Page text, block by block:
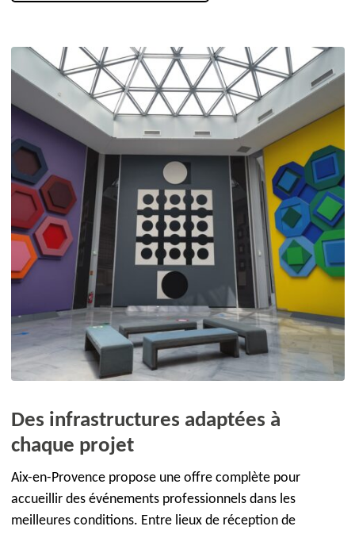
Des infrastructures adaptées à
chaque projet
Aix-en-Provence propose une offre complète pour
accueillir des événements professionnels dans les
meilleures conditions. Entre lieux de réception de